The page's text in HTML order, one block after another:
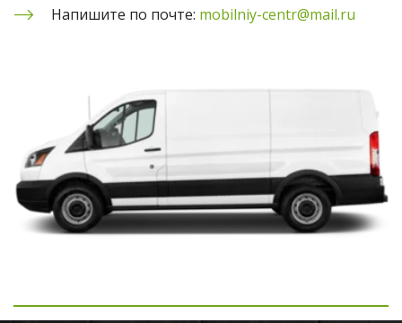
Напишите по почте: mobilniy-centr@mail.ru